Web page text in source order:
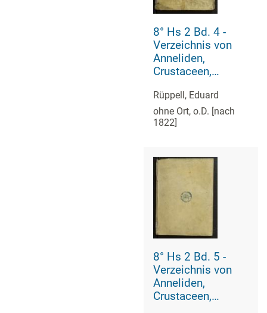
8° Hs 2 Bd. 4 -
Verzeichnis von
Anneliden,
Crustaceen,
Mollusken,
Säugetieren,
Vögeln, Amphibien
Rüppell, Eduard
ohne Ort, o.D. [nach
1822]
8° Hs 2 Bd. 5 -
Verzeichnis von
Anneliden,
Crustaceen,